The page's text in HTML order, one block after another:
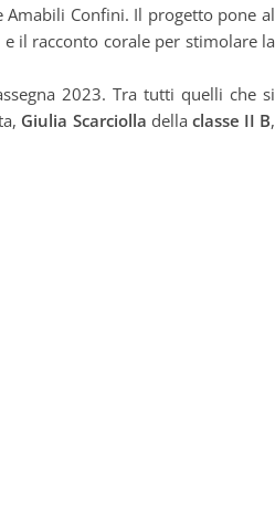
Amabili Confini. Il progetto pone al
il racconto corale per stimolare la
2023. Tra tutti quelli che si
Giulia Scarciolla della classe II B,